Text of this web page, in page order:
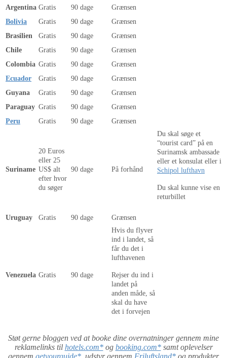
Argentina Gratis 90 dage
Grænsen
Bolivia
Gratis 90 dage
Grænsen
Brasilien
Gratis 90 dage
Grænsen
Chile
Gratis 90 dage
Grænsen
Colombia Gratis 90 dage
Grænsen
Ecuador
Gratis 90 dage
Grænsen
Guyana
Gratis 90 dage
Grænsen
Paraguay Gratis 90 dage
Grænsen
Peru
Gratis 90 dage Grænsen
Suriname
20 Euros
eller 25
US$ alt
efter hvor
du søger
90 dage På forhånd
Du skal søge et
“tourist card” på en
Surinamsk ambassade
eller et konsulat eller i
Schipol lufthavn
Du skal kunne vise en
returbillet
Uruguay Gratis 90 dage Grænsen
Venezuela Gratis 90 dage
Hvis du flyver
ind i landet, så
får du det i
lufthavenen
Rejser du ind i
landet på
anden måde, så
skal du have
det i forvejen
Støt gerne bloggen ved at booke dine overnatninger gennem mine
reklamelinks til hotels.com*og booking.com*samt oplevelser
gennem getyourguide* , udstyr gennem Friluftsland* og produkter